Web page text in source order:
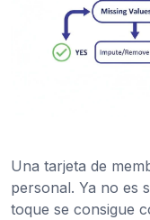
Una tarjeta de
personal. Ya no es
toque se consigue